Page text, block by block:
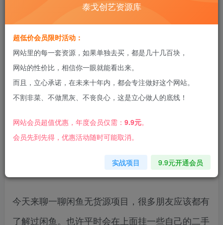
入过千，月入过万，赚钱如喝水
今天来聊一聊闲鱼无货源项目，很多朋友应该都有
了解过闲鱼。也许平时会在上面挂一些自己的二手
泰戈创艺资源库
超低价会员限时活动：
网站里的每一套资源，如果单独去买，都是几十几百块，
网站的性价比，相信你一眼就能看出来。
而且，立心承诺，在未来十年内，都会专注做好这个网站。
不割非菜、不做黑灰、不丧良心，这是立心做人的底线！
网站会员超值优惠，年度会员仅需： 9.9元。
会员先到先得，优惠活动随时可能取消。
实战项目 9.9元开通会员